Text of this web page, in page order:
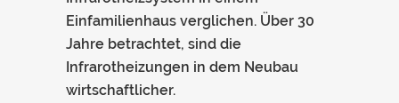
Einfamilienhaus verglichen. Über 30
Jahre betrachtet, sind die
Infrarotheizungen in dem Neubau
wirtschaftlicher.